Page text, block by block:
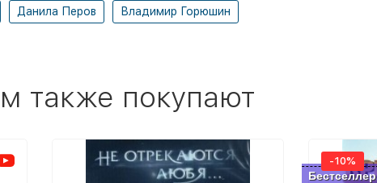
Данила Перов Владимир Горюшин
также покупают
Бестселлер
-10%